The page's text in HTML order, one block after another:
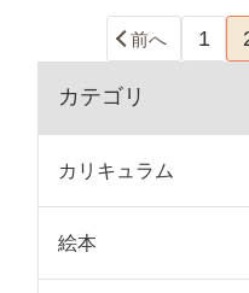
前へ 1
カテゴリ
カリキュラム
絵本